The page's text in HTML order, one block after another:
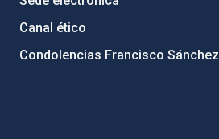
Canal ético
Condolencias Francisco Sánchez